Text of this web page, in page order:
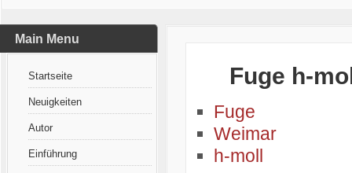
Main Menu
Startseite
Neuigkeiten
Autor
Einführung
Fuge h-
Fuge
Weimar
h-moll